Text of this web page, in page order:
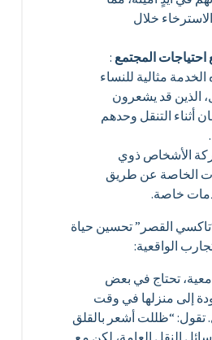
خلال
المجتمع:
الخدمة مثالية للنساء
الذين قد يشعرون
أثناء التنقل وحدهم
الأشخاص ذوي
الخاصة عن طريق
خاصة.
القصر” تحسين حياة
الواقعية:
تحتاج في بعض
إلى منزلها في وقت
تقول: “ظللت أشعر بالقلق
النقل العامة، لكن مع